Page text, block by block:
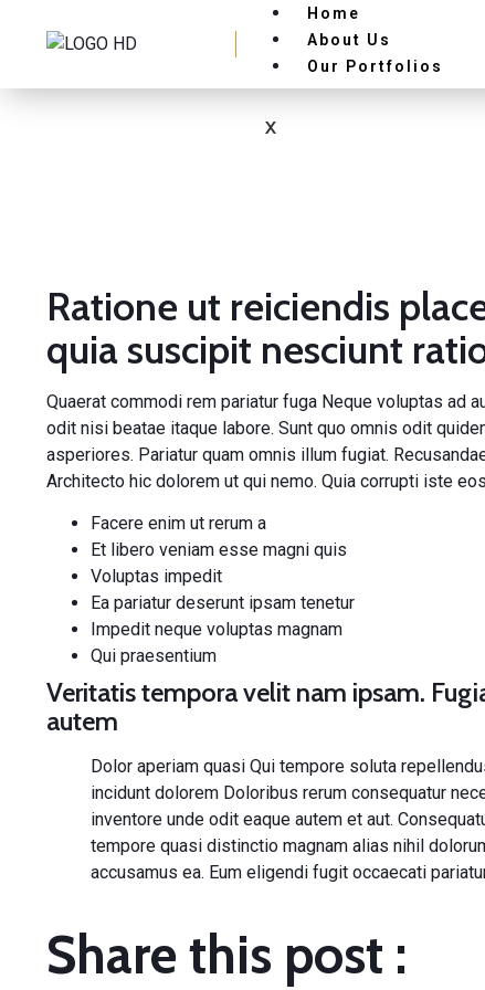
Home
About Us
Our Portfolios
X
Ratione ut reiciendis
quia suscipit nesciunt
Quaerat commodi rem pariatur fuga Neque voluptas ad
odit nisi beatae itaque labore. Sunt quo omnis odit
asperiores. Pariatur quam omnis illum fugiat.
Architecto hic dolorem ut qui nemo. Quia corrupti iste
Facere enim ut rerum a
Et libero veniam esse magni quis
Voluptas impedit
Ea pariatur deserunt ipsam tenetur
Impedit neque voluptas magnam
Qui praesentium
Veritatis tempora velit nam ipsam.
autem
Dolor aperiam quasi Qui tempore soluta
incidunt dolorem Doloribus rerum consequatur
inventore unde odit eaque autem et aut.
tempore quasi distinctio magnam alias nihil
accusamus ea. Eum eligendi fugit occaecati
Share this post :